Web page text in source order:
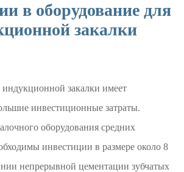
в оборудование для
закалки
закалки имеет
инвестиционные затраты.
оборудования средних
инвестиции в размере около 8
непрерывной цементации зубчатых